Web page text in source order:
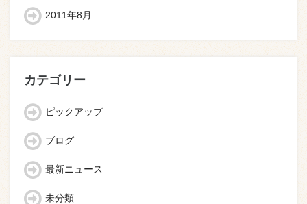
2011年8月
カテゴリー
ピックアップ
ブログ
最新ニュース
未分類